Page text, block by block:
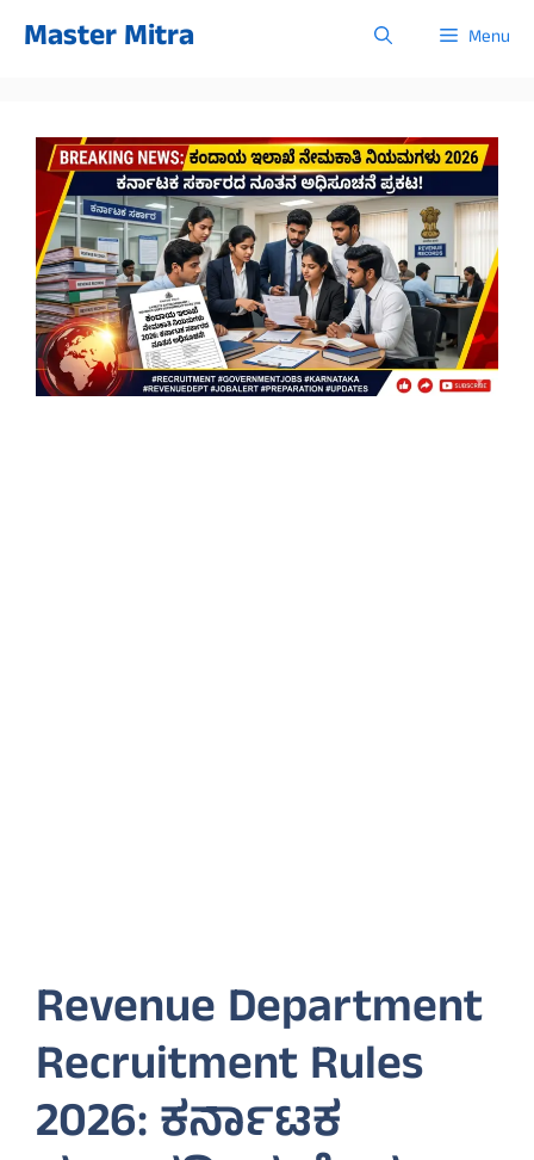
Master Mitra Menu
Revenue Department
Recruitment Rules
2026: ಕರ್ನಾಟಕ